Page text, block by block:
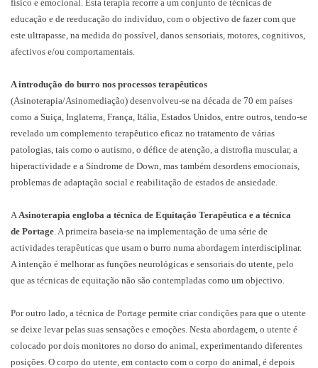
físico e emocional. Esta terapia recorre a um conjunto de técnicas de
educação e de reeducação do indivíduo, com o objectivo de fazer com que
este ultrapasse, na medida do possível, danos sensoriais, motores, cognitivos,
afectivos e/ou comportamentais.
A introdução do burro nos processos terapêuticos
(Asinoterapia/Asinomediação) desenvolveu-se na década de 70 em países
como a Suiça, Inglaterra, França, Itália, Estados Unidos, entre outros, tendo-se
revelado um complemento terapêutico eficaz no tratamento de várias
patologias, tais como o autismo, o défice de atenção, a distrofia muscular, a
hiperactividade e a Síndrome de Down, mas também desordens emocionais,
problemas de adaptação social e reabilitação de estados de ansiedade.
AAsinoterapia engloba a técnica de Equitação Terapêutica e a técnica
de Portage. A primeira baseia-se na implementação de uma série de
actividades terapêuticas que usam o burro numa abordagem interdisciplinar.
A intenção é melhorar as funções neurológicas e sensoriais do utente, pelo
que as técnicas de equitação não são contempladas como um objectivo.
Por outro lado, a técnica de Portage permite criar condições para que o utente
se deixe levar pelas suas sensações e emoções. Nesta abordagem, o utente é
colocado por dois monitores no dorso do animal, experimentando diferentes
posições. O corpo do utente, em contacto com o corpo do animal, é depois